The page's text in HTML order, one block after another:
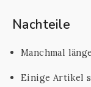
Nachteile
Manchmal
Einige Artikel